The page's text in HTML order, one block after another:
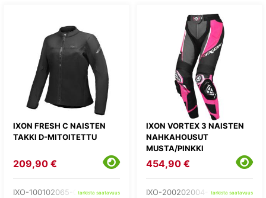
IXON FRESH C NAISTEN
TAKKI D-MITOITETTU
209,90 €
IXO-100102065-01-tarkista saatavuus
IXON VORTEX 3 NAISTEN
NAHKAHOUSUT
MUSTA/PINKKI
454,90 €
IXO-200202004-57-tarkista saatavuus